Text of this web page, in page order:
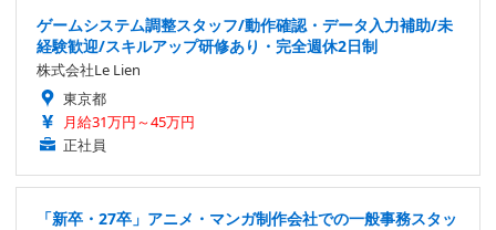
ゲームシステム調整スタッフ/動作確認・データ入力補助/未
経験歓迎/スキルアップ研修あり・完全週休2日制
株式会社Le Lien
東京都
月給31万円～45万円
正社員
「新卒・27卒」アニメ・マンガ制作会社での一般事務スタッ